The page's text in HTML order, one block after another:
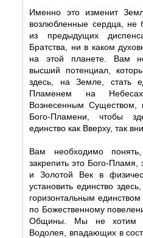
Именно это изменит
возлюбленные сердца, не
из предыдущих
Братства, ни в каком
на этой планете. Вам
высший потенциал,
здесь, на Земле, стать
Пламенем на
Вознесенным Существом,
Бого-Пламени, чтобы
единство как Вверху, так
Вам необходимо
закрепить это Бого-Пламя,
и Золотой Век в
установить единство
горизонтальным
по Божественному
Общины. Мы не хотим
Водолея, впадающих в